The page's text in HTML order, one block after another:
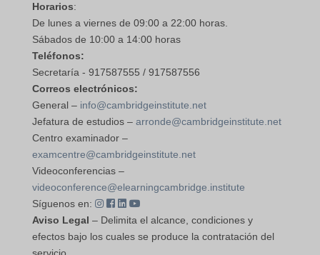
Horarios:
De lunes a viernes de 09:00 a 22:00 horas.
Sábados de 10:00 a 14:00 horas
Teléfonos:
Secretaría - 917587555 / 917587556
Correos electrónicos:
General – info@cambridgeinstitute.net
Jefatura de estudios – arronde@cambridgeinstitute.net
Centro examinador –
examcentre@cambridgeinstitute.net
Videoconferencias –
videoconference@elearningcambridge.institute
Síguenos en:
Aviso Legal – Delimita el alcance, condiciones y
efectos bajo los cuales se produce la contratación del